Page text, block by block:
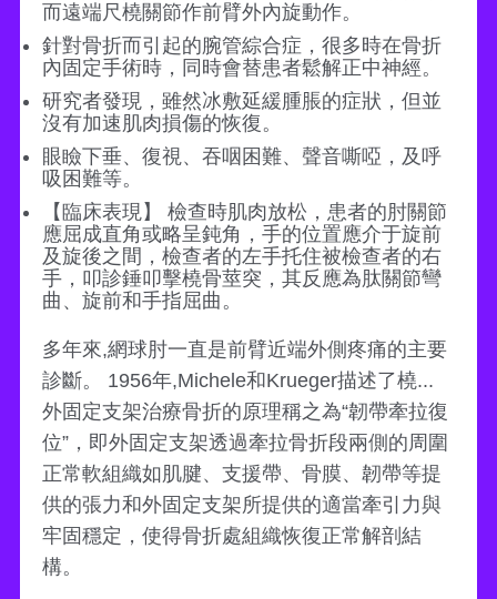
而遠端尺橈關節作前臂外內旋動作。
針對骨折而引起的腕管綜合症，很多時在骨折
內固定手術時，同時會替患者鬆解正中神經。
研究者發現，雖然冰敷延緩腫脹的症狀，但並
沒有加速肌肉損傷的恢復。
眼瞼下垂、復視、吞咽困難、聲音嘶啞，及呼
吸困難等。
【臨床表現】 檢查時肌肉放松，患者的肘關節
應屈成直角或略呈鈍角，手的位置應介于旋前
及旋後之間，檢查者的左手托住被檢查者的右
手，叩診錘叩擊橈骨莖突，其反應為肽關節彎
曲、旋前和手指屈曲。
多年來,網球肘一直是前臂近端外側疼痛的主要
診斷。 1956年,Michele和Krueger描述了橈...
外固定支架治療骨折的原理稱之為“韌帶牽拉復
位”，即外固定支架透過牽拉骨折段兩側的周圍
正常軟組織如肌腱、支援帶、骨膜、韌帶等提
供的張力和外固定支架所提供的適當牽引力與
牢固穩定，使得骨折處組織恢復正常解剖結
構。